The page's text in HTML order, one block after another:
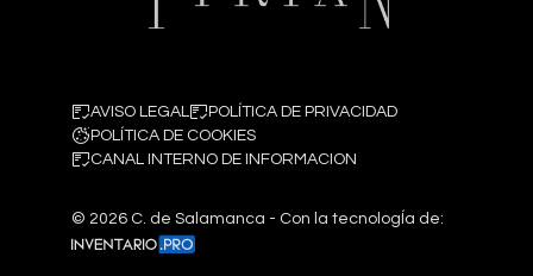
AVISO LEGAL
POLÍTICA DE PRIVACIDAD
POLÍTICA DE COOKIES
CANAL INTERNO DE INFORMACION
© 2026 C. de Salamanca - Con la tecnologÍa de: